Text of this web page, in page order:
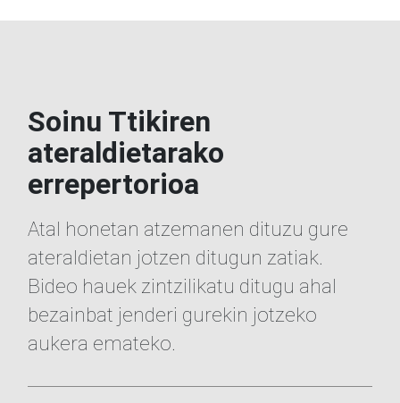
Soinu Ttikiren
ateraldietarako
errepertorioa
Atal honetan atzemanen dituzu gure
ateraldietan jotzen ditugun zatiak.
Bideo hauek zintzilikatu ditugu ahal
bezainbat jenderi gurekin jotzeko
aukera emateko.